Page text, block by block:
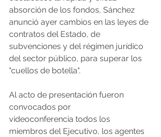
absorción de los fondos, Sánchez
anunció ayer cambios en las leyes de
contratos del Estado, de
subvenciones y del régimen jurídico
del sector público, para superar los
"cuellos de botella".
Al acto de presentación fueron
convocados por
videoconferencia todos los
miembros del Ejecutivo, los agentes